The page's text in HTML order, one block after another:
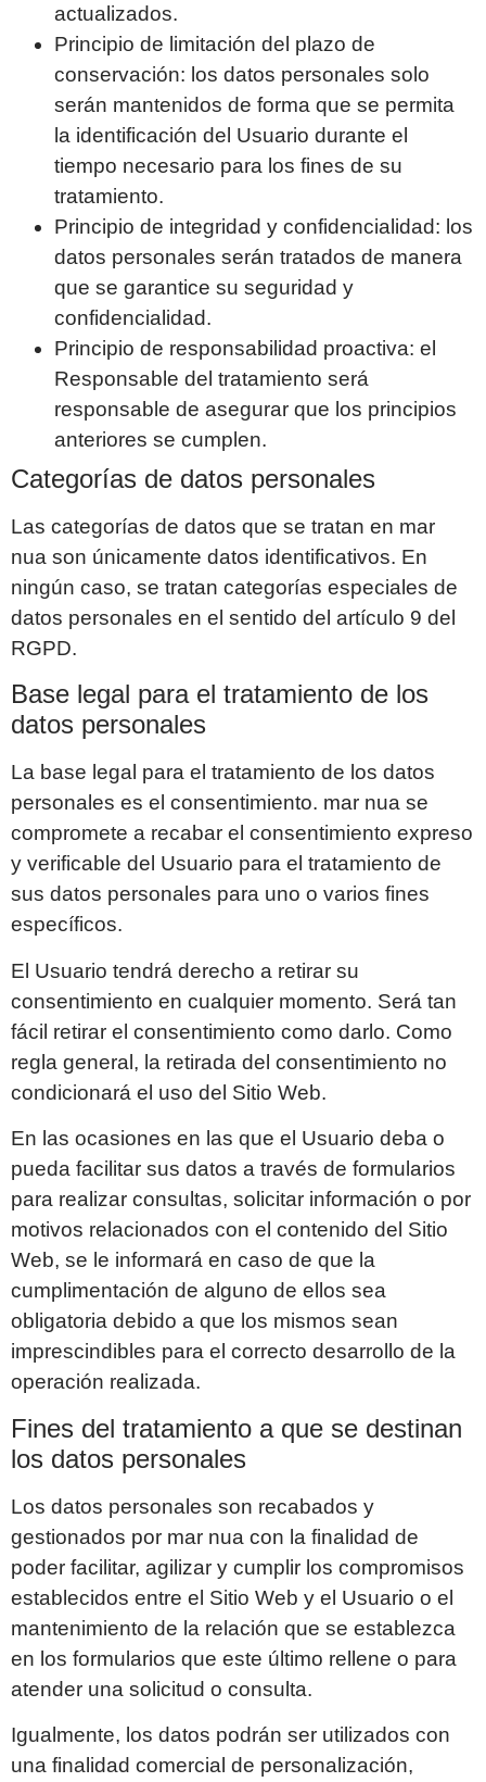
actualizados.
Principio de limitación del plazo de
conservación: los datos personales solo
serán mantenidos de forma que se permita
la identificación del Usuario durante el
tiempo necesario para los fines de su
tratamiento.
Principio de integridad y confidencialidad: los
datos personales serán tratados de manera
que se garantice su seguridad y
confidencialidad.
Principio de responsabilidad proactiva: el
Responsable del tratamiento será
responsable de asegurar que los principios
anteriores se cumplen.
Categorías de datos personales
Las categorías de datos que se tratan en mar
nua son únicamente datos identificativos. En
ningún caso, se tratan categorías especiales de
datos personales en el sentido del artículo 9 del
RGPD.
Base legal para el tratamiento de los
datos personales
La base legal para el tratamiento de los datos
personales es el consentimiento. mar nua se
compromete a recabar el consentimiento expreso
y verificable del Usuario para el tratamiento de
sus datos personales para uno o varios fines
específicos.
El Usuario tendrá derecho a retirar su
consentimiento en cualquier momento. Será tan
fácil retirar el consentimiento como darlo. Como
regla general, la retirada del consentimiento no
condicionará el uso del Sitio Web.
En las ocasiones en las que el Usuario deba o
pueda facilitar sus datos a través de formularios
para realizar consultas, solicitar información o por
motivos relacionados con el contenido del Sitio
Web, se le informará en caso de que la
cumplimentación de alguno de ellos sea
obligatoria debido a que los mismos sean
imprescindibles para el correcto desarrollo de la
operación realizada.
Fines del tratamiento a que se destinan
los datos personales
Los datos personales son recabados y
gestionados por mar nua con la finalidad de
poder facilitar, agilizar y cumplir los compromisos
establecidos entre el Sitio Web y el Usuario o el
mantenimiento de la relación que se establezca
en los formularios que este último rellene o para
atender una solicitud o consulta.
Igualmente, los datos podrán ser utilizados con
una finalidad comercial de personalización,